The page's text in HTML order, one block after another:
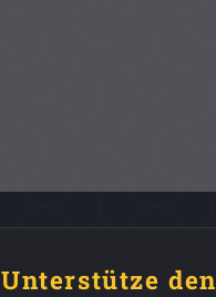
Unterstütze